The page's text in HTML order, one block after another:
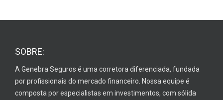
SOBRE:
A Genebra Seguros é uma corretora diferenciada, fundada
por profissionais do mercado financeiro. Nossa equipe é
composta por especialistas em investimentos, com sólida